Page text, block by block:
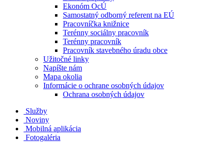
Ekonóm OcÚ
Samostatný odborný referent na EÚ
Pracovníčka knižnice
Terénny sociálny pracovník
Terénny pracovník
Pracovník stavebného úradu obce
Užitočné linky
Napíšte nám
Mapa okolia
Informácie o ochrane osobných údajov
Ochrana osobných údajov
Služby
Noviny
Mobilná aplikácia
Fotogaléria